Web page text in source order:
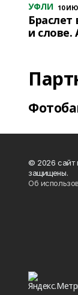
УФЛИ 10
и
© 2026 сайт
защищены.
Об